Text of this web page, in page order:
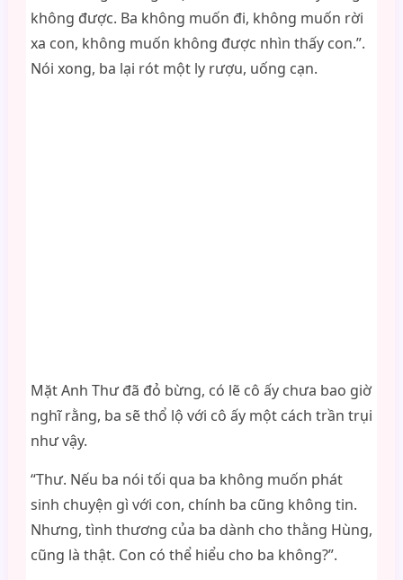
không được. Ba không muốn đi, không muốn rời
xa con, không muốn không được nhìn thấy con.”.
Nói xong, ba lại rót một ly rượu, uống cạn.
Mặt Anh Thư đã đỏ bừng, có lẽ cô ấy chưa bao giờ
nghĩ rằng, ba sẽ thổ lộ với cô ấy một cách trần trụi
như vậy.
“Thư. Nếu ba nói tối qua ba không muốn phát
sinh chuyện gì với con, chính ba cũng không tin.
Nhưng, tình thương của ba dành cho thằng Hùng,
cũng là thật. Con có thể hiểu cho ba không?”.